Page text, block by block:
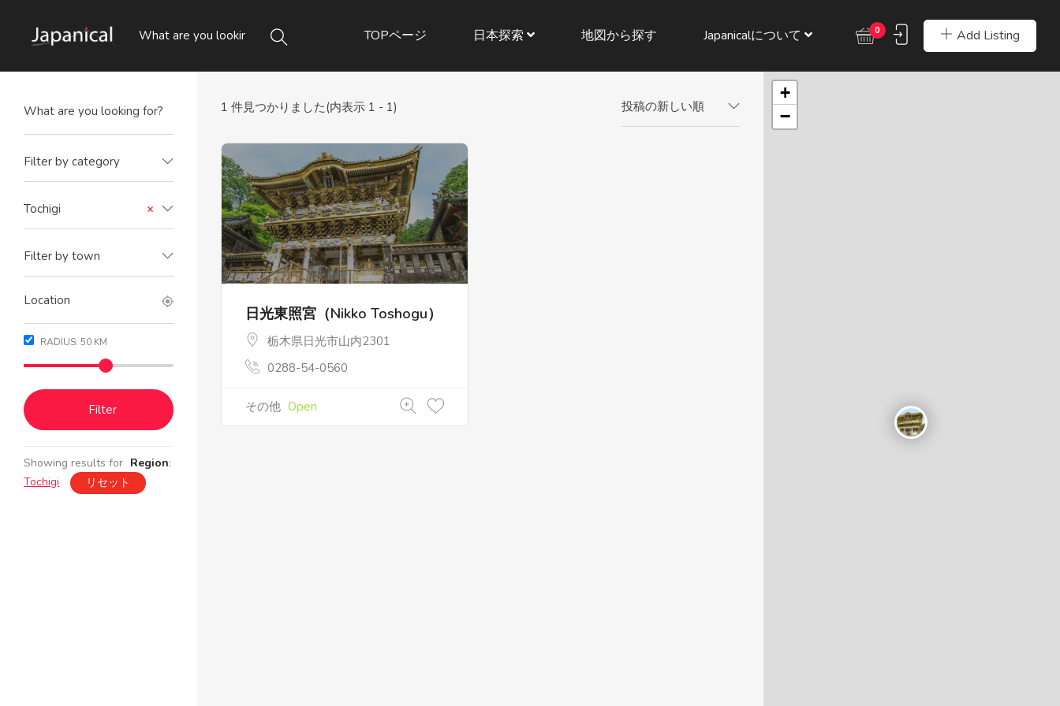
Add Listing
0
TOPページ 日本探索 地図から探す Japanicalについて
Filter by category
×
Tochigi
Filter by town
RADIUS: 50 KM
Filter
Showing results for Region:
Tochigi
リセット
1 件見つかりました(内表示 1 - 1) 投稿の新しい順
日光東照宮（Nikko Toshogu）
栃木県日光市山内2301
0288-54-0560
その他 Open
+
−